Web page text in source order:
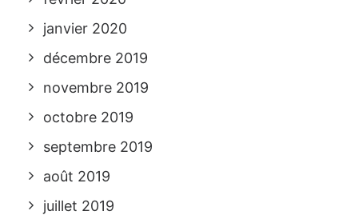
janvier 2020
décembre 2019
novembre 2019
octobre 2019
septembre 2019
août 2019
juillet 2019